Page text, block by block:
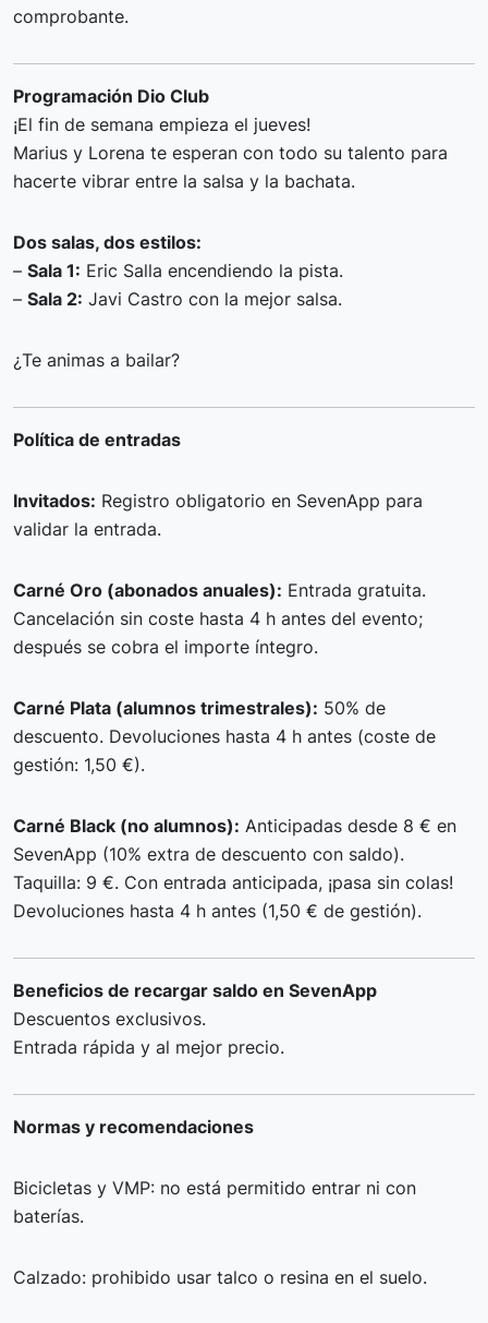
comprobante.
Programación Dio Club
¡El fin de semana empieza el jueves!
Marius y Lorena te esperan con todo su talento para
hacerte vibrar entre la salsa y la bachata.
Dos salas, dos estilos:
– Sala 1: Eric Salla encendiendo la pista.
– Sala 2: Javi Castro con la mejor salsa.
¿Te animas a bailar?
Política de entradas
Invitados: Registro obligatorio en SevenApp para
validar la entrada.
Carné Oro (abonados anuales): Entrada gratuita.
Cancelación sin coste hasta 4 h antes del evento;
después se cobra el importe íntegro.
Carné Plata (alumnos trimestrales): 50% de
descuento. Devoluciones hasta 4 h antes (coste de
gestión: 1,50 €).
Carné Black (no alumnos): Anticipadas desde 8 € en
SevenApp (10% extra de descuento con saldo).
Taquilla: 9 €. Con entrada anticipada, ¡pasa sin colas!
Devoluciones hasta 4 h antes (1,50 € de gestión).
Beneficios de recargar saldo en SevenApp
Descuentos exclusivos.
Entrada rápida y al mejor precio.
Normas y recomendaciones
Bicicletas y VMP: no está permitido entrar ni con
baterías.
Calzado: prohibido usar talco o resina en el suelo.